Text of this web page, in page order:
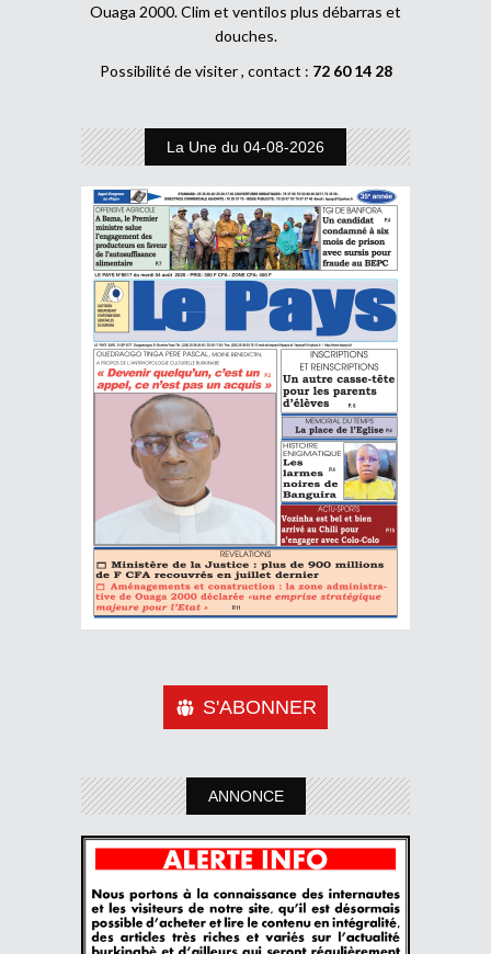
Ouaga 2000. Clim et ventilos plus débarras et
douches.
Possibilité de visiter , contact : 72 60 14 28
La Une du 04-08-2026
S'ABONNER
ANNONCE